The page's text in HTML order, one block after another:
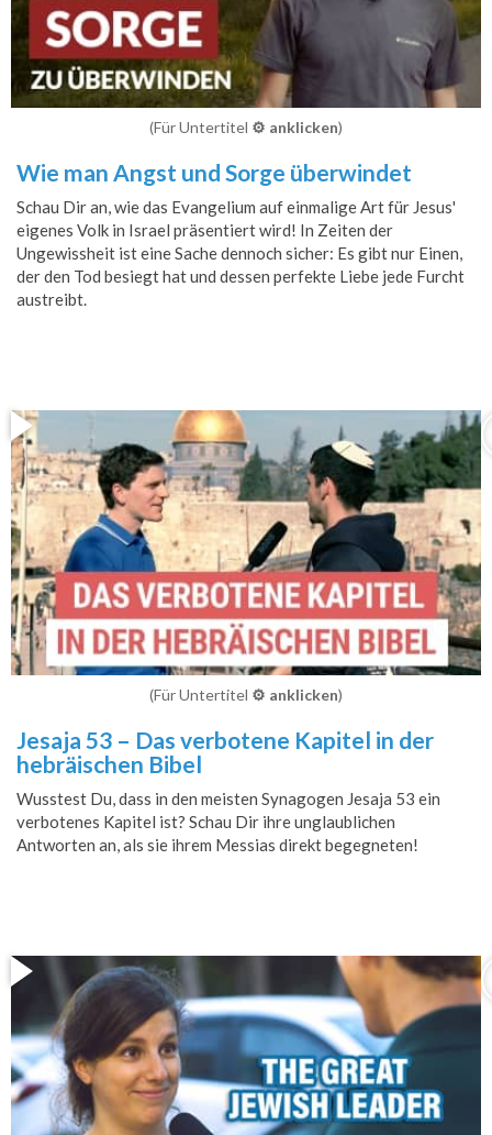
(Für Untertitel ⚙️ anklicken)
Wie man Angst und Sorge überwindet
Schau Dir an, wie das Evangelium auf einmalige Art für Jesus'
eigenes Volk in Israel präsentiert wird! In Zeiten der
Ungewissheit ist eine Sache dennoch sicher: Es gibt nur Einen,
der den Tod besiegt hat und dessen perfekte Liebe jede Furcht
austreibt.
(Für Untertitel ⚙️ anklicken)
Jesaja 53 – Das verbotene Kapitel in der
hebräischen Bibel
Wusstest Du, dass in den meisten Synagogen Jesaja 53 ein
verbotenes Kapitel ist? Schau Dir ihre unglaublichen
Antworten an, als sie ihrem Messias direkt begegneten!